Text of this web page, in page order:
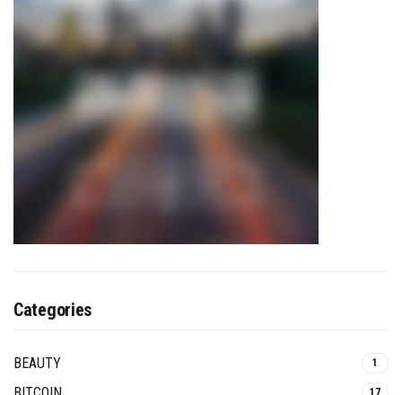
Categories
BEAUTY 1
17